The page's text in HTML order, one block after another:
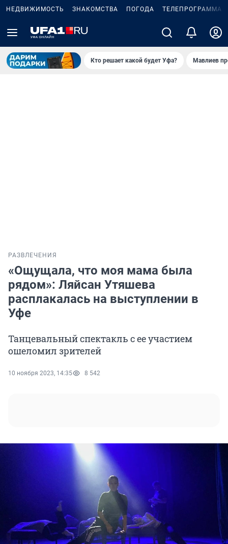
НЕДВИЖИМОСТЬ ЗНАКОМСТВА ПОГОДА ТЕЛЕПРОГРАММА
Кто решает какой будет Уфа? Мавлиев
РАЗВЛЕЧЕНИЯ
«Ощущала, что моя мама была
рядом»: Ляйсан Утяшева
расплакалась на выступлении в
Уфе
Танцевальный спектакль с ее участием
ошеломил зрителей
10 ноября 2023, 14:35 8 542